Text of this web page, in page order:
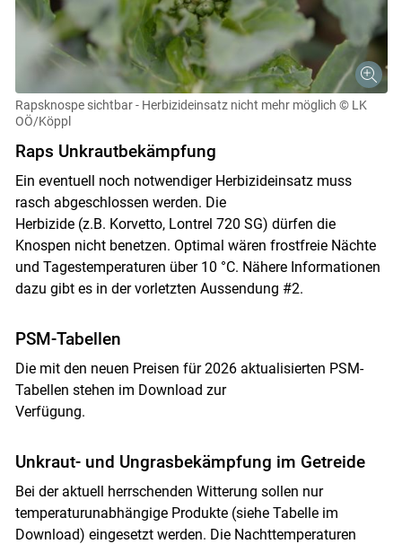
Rapsknospe sichtbar - Herbizideinsatz nicht mehr möglich © LK
OÖ/Köppl
Raps Unkrautbekämpfung
Ein eventuell noch notwendiger Herbizideinsatz muss
rasch abgeschlossen werden. Die
Herbizide (z.B. Korvetto, Lontrel 720 SG) dürfen die
Knospen nicht benetzen. Optimal wären frostfreie Nächte
und Tagestemperaturen über 10 °C. Nähere Informationen
dazu gibt es in der vorletzten Aussendung #2.
PSM-Tabellen
Die mit den neuen Preisen für 2026 aktualisierten PSM-
Tabellen stehen im Download zur
Verfügung.
Unkraut- und Ungrasbekämpfung im Getreide
Bei der aktuell herrschenden Witterung sollen nur
temperaturunabhängige Produkte (siehe Tabelle im
Download) eingesetzt werden. Die Nachttemperaturen